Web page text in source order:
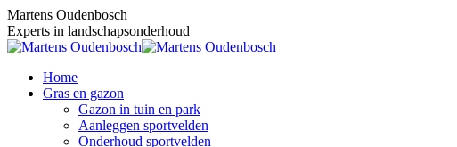
Skip
to
content
Martens Oudenbosch
Experts in landschapsonderhoud
Home
Gras en gazon
Gazon in tuin en park
Aanleggen sportvelden
Onderhoud sportvelden